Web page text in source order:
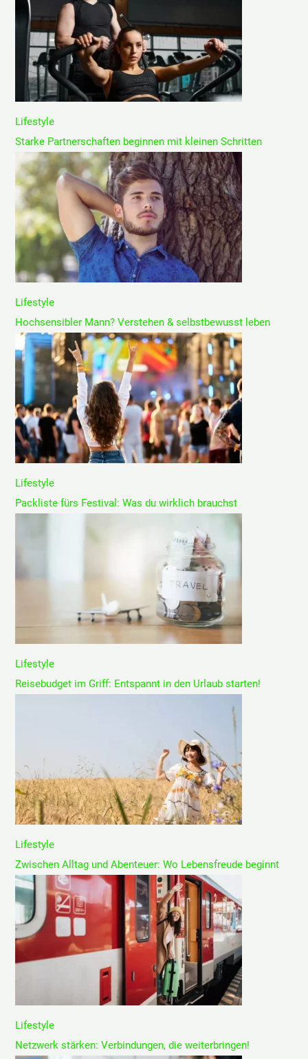
Lifestyle
Starke Partnerschaften beginnen mit kleinen Schritten
Lifestyle
Hochsensibler Mann? Verstehen & selbstbewusst leben
Lifestyle
Packliste fürs Festival: Was du wirklich brauchst
Lifestyle
Reisebudget im Griff: Entspannt in den Urlaub starten!
Lifestyle
Zwischen Alltag und Abenteuer: Wo Lebensfreude beginnt
Lifestyle
Netzwerk stärken: Verbindungen, die weiterbringen!